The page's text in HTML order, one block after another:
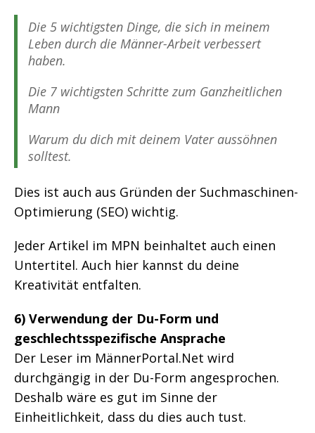
Die 5 wichtigsten Dinge, die sich in meinem
Leben durch die Männer-Arbeit verbessert
haben.
Die 7 wichtigsten Schritte zum Ganzheitlichen
Mann
Warum du dich mit deinem Vater aussöhnen
solltest.
Dies ist auch aus Gründen der Suchmaschinen-
Optimierung (SEO) wichtig.
Jeder Artikel im MPN beinhaltet auch einen
Untertitel. Auch hier kannst du deine
Kreativität entfalten.
6) Verwendung der Du-Form und
geschlechtsspezifische Ansprache
Der Leser im MännerPortal.Net wird
durchgängig in der Du-Form angesprochen.
Deshalb wäre es gut im Sinne der
Einheitlichkeit, dass du dies auch tust.